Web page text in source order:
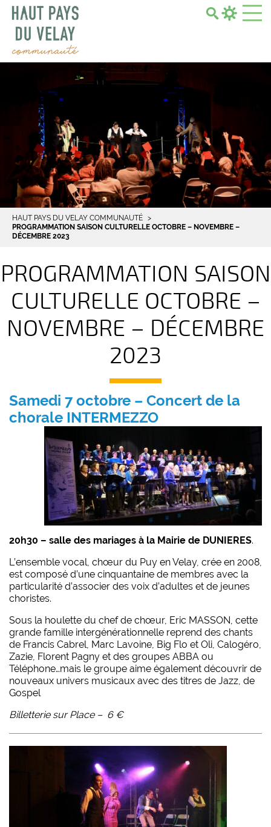
HAUT PAYS DU VELAY COMMUNAUTÉ
PROGRAMMATION SAISON CULTURELLE OCTOBRE – NOVEMBRE –
DÉCEMBRE 2023
PROGRAMMATION SAISON
CULTURELLE OCTOBRE –
NOVEMBRE – DÉCEMBRE
2023
Samedi 7 octobre – Concert de la
chorale INTERMEZZO
20h30 – salle des mariages à la Mairie de DUNIERES.
L’ensemble vocal, chœur du Puy en Velay, crée en 2008,
est composé d’une cinquantaine de membres avec la
particularité d’associer des voix d’adultes et de jeunes
choristes.
Sous la houlette du chef de chœur, Eric MASSON, cette
grande famille intergénérationnelle reprend des chants
de Francis Cabrel, Marc Lavoine, Big Flo et Oli, Calogéro,
Zazie, Florent Pagny et des groupes ABBA ou
Téléphone…mais le groupe aime également découvrir de
nouveaux univers musicaux avec des titres de Jazz, de
Gospel
Billetterie sur Place – 6 €